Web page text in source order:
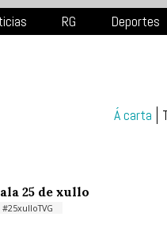
RG Deportes
Á carta
25 de xullo
#25xulloTVG